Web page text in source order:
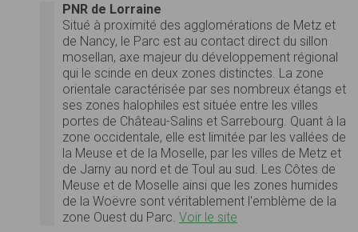
PNR de Lorraine
Situé à proximité des agglomérations de Metz et
de Nancy, le Parc est au contact direct du sillon
mosellan, axe majeur du développement régional
qui le scinde en deux zones distinctes. La zone
orientale caractérisée par ses nombreux étangs et
ses zones halophiles est située entre les villes
portes de Château-Salins et Sarrebourg. Quant à la
zone occidentale, elle est limitée par les vallées de
la Meuse et de la Moselle, par les villes de Metz et
de Jarny au nord et de Toul au sud. Les Côtes de
Meuse et de Moselle ainsi que les zones humides
de la Woëvre sont véritablement l'emblème de la
zone Ouest du Parc. Voir le site